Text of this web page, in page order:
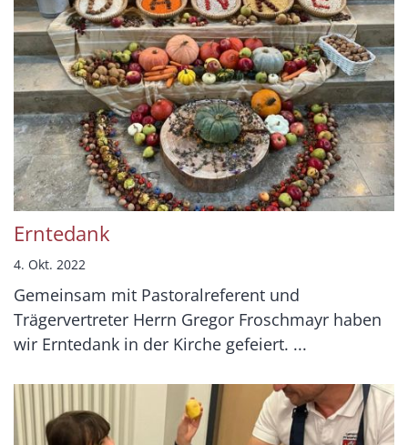
Erntedank
4. Okt. 2022
Gemeinsam mit Pastoralreferent und
Trägervertreter Herrn Gregor Froschmayr haben
wir Erntedank in der Kirche gefeiert. ...